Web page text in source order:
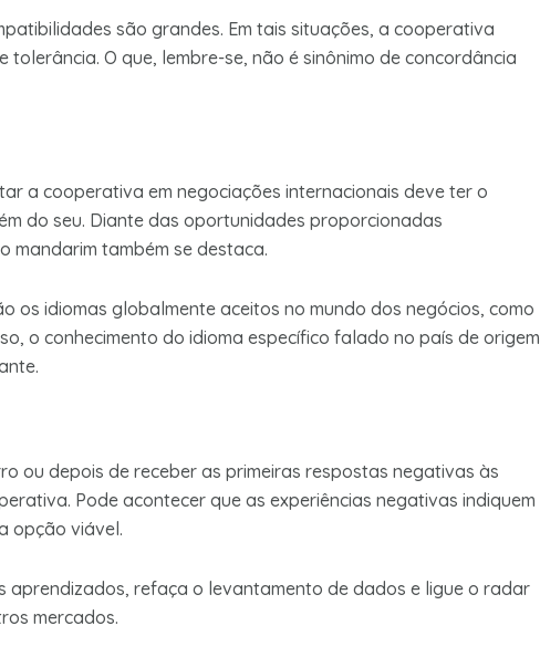
são grandes. Em tais situações, a cooperativa
O que, lembre-se, não é sinônimo de concordância
a cooperativa em negociações internacionais deve ter o
do seu. Diante das oportunidades proporcionadas
mandarim também se destaca.
os idiomas globalmente aceitos no mundo dos negócios, como
o conhecimento do idioma específico falado no país de origem
ou depois de receber as primeiras respostas negativas às
Pode acontecer que as experiências negativas indiquem
opção viável.
aprendizados, refaça o levantamento de dados e ligue o radar
mercados.